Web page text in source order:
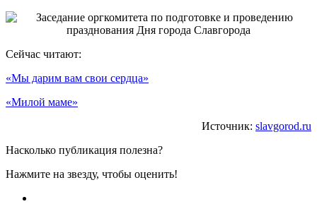
Сейчас читают:
«Мы дарим вам свои сердца»
«Милой маме»
Источник: slavgorod.ru
Насколько публикация полезна?
Нажмите на звезду, чтобы оценить!